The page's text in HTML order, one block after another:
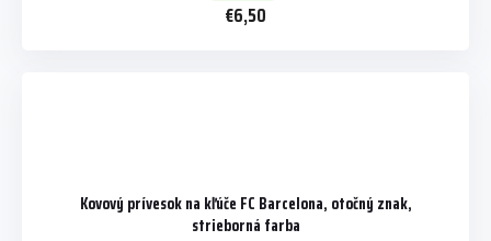
€6,50
Kovový prívesok na kľúče FC Barcelona, otočný znak,
strieborná farba